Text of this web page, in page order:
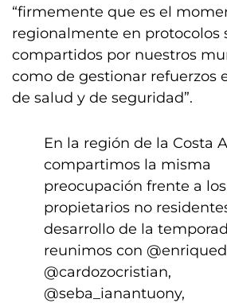
“firmemente que es el
regionalmente en protocolos
compartidos por nuestros
como de gestionar refuerzos
de salud y de seguridad”.
En la región de la Costa
compartimos la misma
preocupación frente a los
propietarios no
desarrollo de la
reunimos con
@cardozocristian,
@seba_ianantuony,